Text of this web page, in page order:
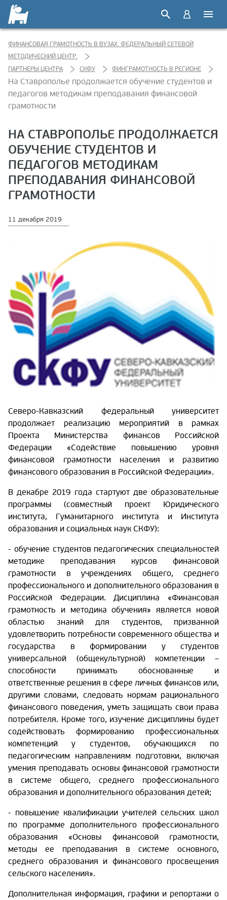
ФИНАНСОВАЯ ГРАМОТНОСТЬ В ВУЗАХ. ФЕДЕРАЛЬНЫЙ СЕТЕВОЙ
МЕТОДИЧЕСКИЙ ЦЕНТР.
ПАРТНЕРЫ ЦЕНТРА
СКФУ ФИНГРАМОТНОСТЬ В РЕГИОНЕ
На Ставрополье продолжается обучение студентов и
педагогов методикам преподавания финансовой
грамотности
НА СТАВРОПОЛЬЕ ПРОДОЛЖАЕТСЯ
ОБУЧЕНИЕ СТУДЕНТОВ И
ПЕДАГОГОВ МЕТОДИКАМ
ПРЕПОДАВАНИЯ ФИНАНСОВОЙ
ГРАМОТНОСТИ
11 декабря 2019
Северо-Кавказский федеральный университет
продолжает реализацию мероприятий в рамках
Проекта Министерства финансов Российской
Федерации «Содействие повышению уровня
финансовой грамотности населения и развитию
финансового образования в Российской Федерации».
В декабре 2019 года стартуют две образовательные
программы (совместный проект Юридического
института, Гуманитарного института и Института
образования и социальных наук СКФУ):
- обучение студентов педагогических специальностей
методике преподавания курсов финансовой
грамотности в учреждениях общего, среднего
профессионального и дополнительного образования в
Российской Федерации. Дисциплина «Финансовая
грамотность и методика обучения» является новой
областью знаний для студентов, призванной
удовлетворить потребности современного общества и
государства в формировании у студентов
универсальной (общекультурной) компетенции –
способности принимать обоснованные и
ответственные решения в сфере личных финансов или,
другими словами, следовать нормам рационального
финансового поведения, уметь защищать свои права
потребителя. Кроме того, изучение дисциплины будет
содействовать формированию профессиональных
компетенций у студентов, обучающихся по
педагогическим направлениям подготовки, включая
умения преподавать основы финансовой грамотности
в системе общего, среднего профессионального
образования и дополнительного образования детей;
- повышение квалификации учителей сельских школ
по программе дополнительного профессионального
образования «Основы финансовой грамотности,
методы ее преподавания в системе основного,
среднего образования и финансового просвещения
сельского населения».
Дополнительная информация, графики и репортажи о